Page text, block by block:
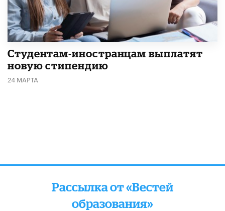
Студентам-иностранцам выплатят
новую стипендию
24 МАРТА
Рассылка от «Вестей
образования»